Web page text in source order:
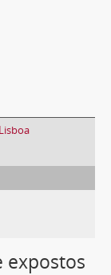
expostos